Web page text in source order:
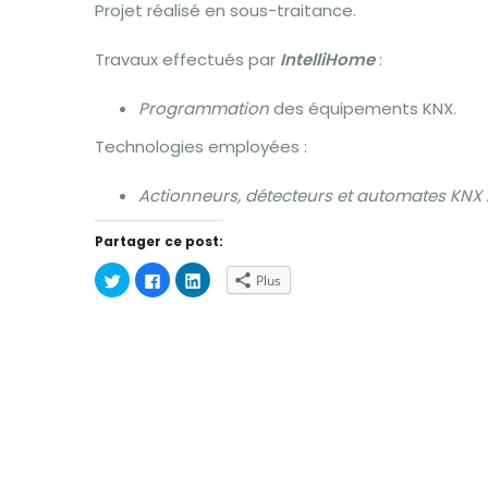
Projet réalisé en sous-traitance.
Travaux effectués par IntelliHome:
Programmationdes équipements KNX.
Technologies employées :
Actionneurs, détecteurs et automates KNX :
Partager ce post:
Cliquez
pour
partager
Cliquez
pour
partager
Cliquez
pour Plus